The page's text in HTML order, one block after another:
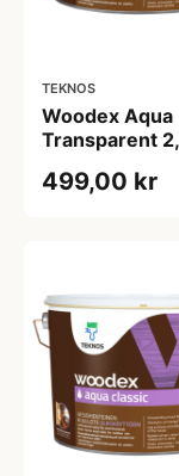
TEKNOS
Woodex Aqua
Transparent
499,00 kr